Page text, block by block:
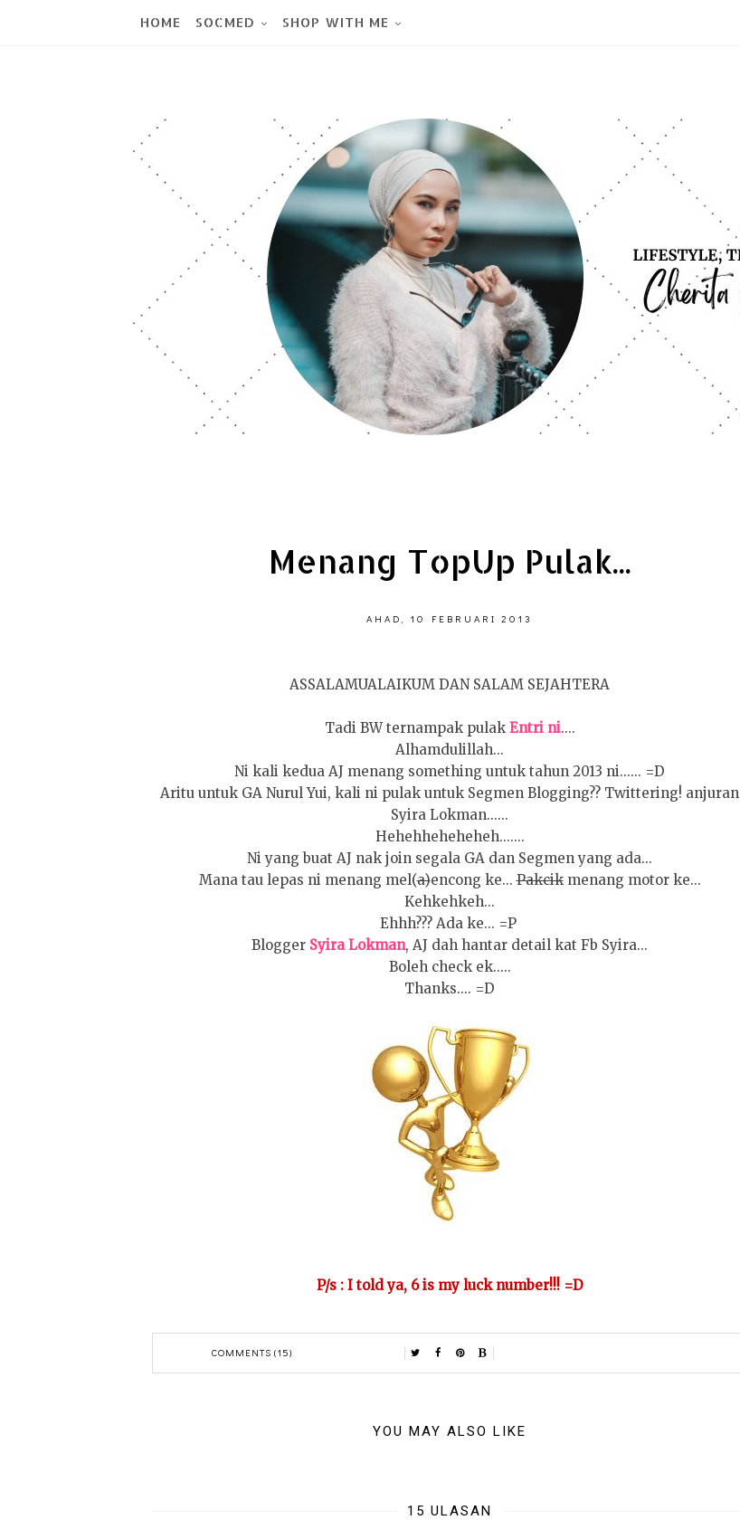
HOME SOCMED SHOP WITH ME
Menang TopUp Pulak...
AHAD, 10 FEBRUARI 2013
ASSALAMUALAIKUM DAN SALAM SEJAHTERA
Tadi BW ternampak pulak Entri ni....
Alhamdulillah...
Ni kali kedua AJ menang something untuk tahun 2013 ni...... =D
Aritu untuk GA Nurul Yui, kali ni pulak untuk Segmen Blogging?? Twittering! anjuran
Syira Lokman......
Hehehheheheheh.......
Ni yang buat AJ nak join segala GA dan Segmen yang ada...
Mana tau lepas ni menang mel(a)encong ke...Pakcikmenang motor ke...
Kehkehkeh...
Ehhh??? Ada ke... =P
Blogger Syira Lokman, AJ dah hantar detail kat Fb Syira...
Boleh check ek.....
Thanks.... =D
P/s : I told ya, 6 is my luck number!!! =D
COMMENTS (15)
YOU MAY ALSO LIKE
15 ULASAN